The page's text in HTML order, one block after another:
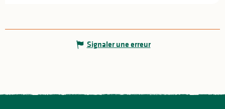
Signaler une erreur